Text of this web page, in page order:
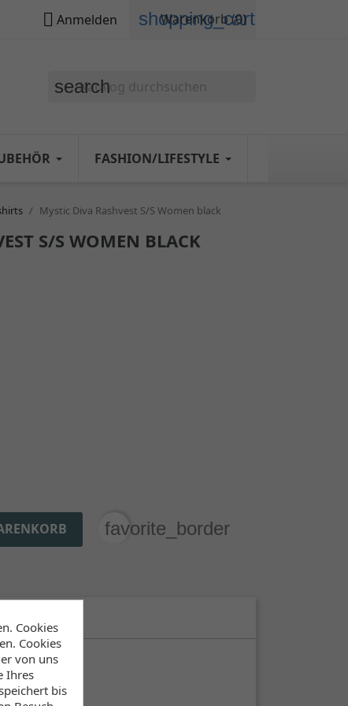
 Anmelden shopping_cart
Warenkorb(0)
search
FASHION/LIFESTYLE
Mystic Diva Rashvest S/S Women black
S/S WOMEN BLACK
favorite_border
Cookies
Cookies
von uns
Ihres
bis